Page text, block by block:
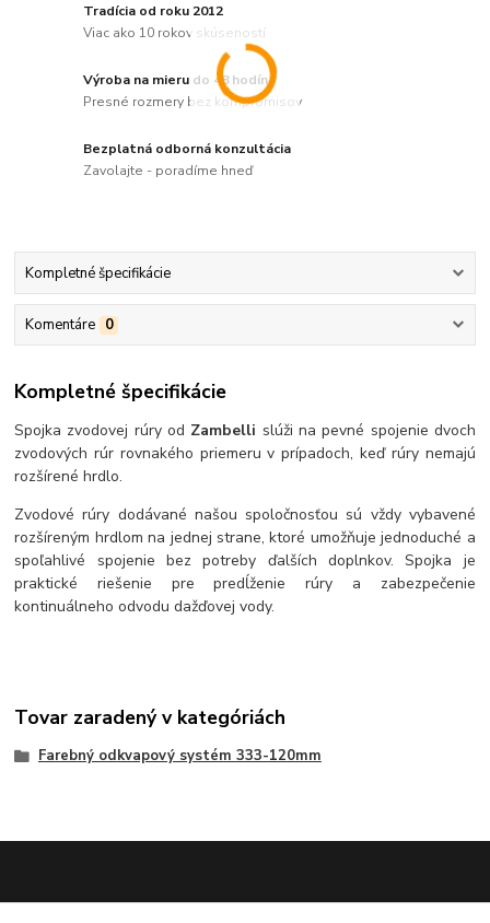
Tradícia od roku 2012
Viac ako 10 rokov skúseností
Výroba na mieru do 48 hodín
Presné rozmery bez kompromisov
Bezplatná odborná konzultácia
Zavolajte - poradíme hneď
Kompletné špecifikácie
Komentáre 0
Kompletné špecifikácie
Spojka zvodovej rúry od Zambelli slúži na pevné spojenie dvoch
zvodových rúr rovnakého priemeru v prípadoch, keď rúry nemajú
rozšírené hrdlo.
Zvodové rúry dodávané našou spoločnosťou sú vždy vybavené
rozšíreným hrdlom na jednej strane, ktoré umožňuje jednoduché a
spoľahlivé spojenie bez potreby ďalších doplnkov. Spojka je
praktické riešenie pre predĺženie rúry a zabezpečenie
kontinuálneho odvodu dažďovej vody.
Tovar zaradený v kategóriách
Farebný odkvapový systém 333-120mm